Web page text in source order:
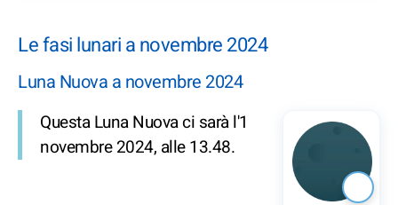
Le fasi lunari a novembre 2024
Luna Nuova a novembre 2024
Questa Luna Nuova ci sarà l'1
novembre 2024, alle 13.48.